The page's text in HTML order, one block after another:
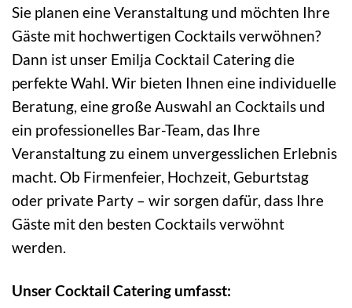
Sie planen eine Veranstaltung und möchten Ihre
Gäste mit hochwertigen Cocktails verwöhnen?
Dann ist unser Emilja Cocktail Catering die
perfekte Wahl. Wir bieten Ihnen eine individuelle
Beratung, eine große Auswahl an Cocktails und
ein professionelles Bar-Team, das Ihre
Veranstaltung zu einem unvergesslichen Erlebnis
macht. Ob Firmenfeier, Hochzeit, Geburtstag
oder private Party – wir sorgen dafür, dass Ihre
Gäste mit den besten Cocktails verwöhnt
werden.
Unser Cocktail Catering umfasst: